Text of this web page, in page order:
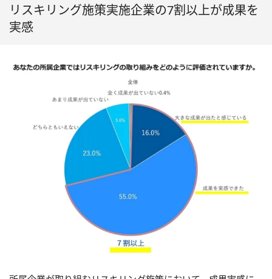
リスキリング施策実施企業の7割以上が成果を
実感